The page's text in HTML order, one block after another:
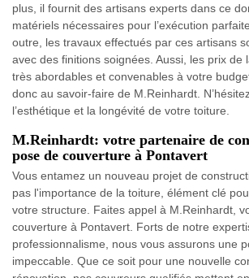
plus, il fournit des artisans experts dans ce
matériels nécessaires pour l’exécution
outre, les travaux effectués par ces artisans
avec des finitions soignées. Aussi, les prix de
très abordables et convenables à votre
donc au savoir-faire de M.Reinhardt.
l’esthétique et la longévité de votre toiture.
M.Reinhardt: votre partenaire de
pose de couverture à Pontavert
Vous entamez un nouveau projet de
pas l'importance de la toiture, élément clé
votre structure. Faites appel à M.Reinhardt,
couverture à Pontavert. Forts de notre
professionnalisme, nous vous assurons une
impeccable. Que ce soit pour une nouvelle